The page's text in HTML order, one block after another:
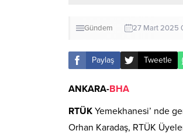
Gündem 27 Mart 2025
Paylaş Tweetle
ANKARA-BHA
RTÜK Yemekhanesi’ nde
Orhan Karadaş, RTÜK